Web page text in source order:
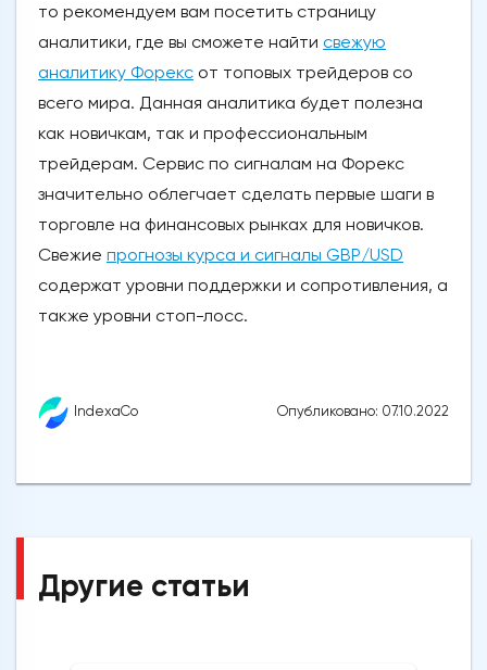
то рекомендуем вам посетить страницу
аналитики, где вы сможете найти свежую
аналитику Форекс от топовых трейдеров со
всего мира. Данная аналитика будет полезна
как новичкам, так и профессиональным
трейдерам. Сервис по сигналам на Форекс
значительно облегчает сделать первые шаги в
торговле на финансовых рынках для новичков.
Свежие прогнозы курса и сигналы GBP/USD
содержат уровни поддержки и сопротивления, а
также уровни стоп-лосс.
IndexaCo Опубликовано: 07.10.2022
Другие статьи